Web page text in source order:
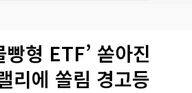
빵형 ETF’ 쏟아진
리에 쏠림 경고등